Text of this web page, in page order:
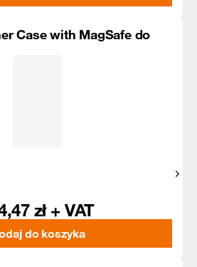
Case with MagSafe do
zł + VAT
do koszyka